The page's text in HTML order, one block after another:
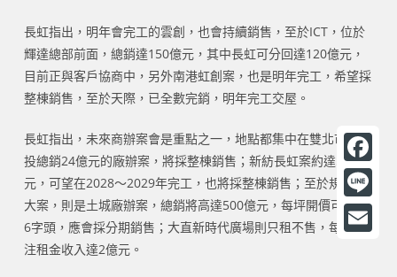
長虹指出，明年會完工的雲創，也會持續銷售，至於ICT，位於
輝達總部前面，總銷達150億元，其中長虹可分回達120億元，
目前正與客戶協商中，另外南港虹創案，也是明年完工，希望採
整棟銷售，至於天際，已全數完銷，明年完工交屋。
長虹指出，未來商辦案會是重點之一，地點都集中在雙北市。北
投總銷24億元的廠辦案，將採整棟銷售；新紡長虹案約達50億
元，可望在2028～2029年完工，也將採整棟銷售；至於規模最
大案，則是土城廠辦案，總銷將高達500億元，每坪開價可望上
6字頭，應會採分期銷售；大直新時代廣場則只租不售，每年挹
注租金收入達2億元。
F
a
c
L